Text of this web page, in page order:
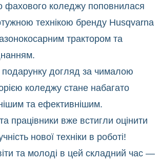
фахового коледжу поповнилася
технікою бренду Husqvarna
трактором та
догляд за чималою
коледжу стане набагато
та ефективнішим.
працівники вже встигли оцінити
нової техніки в роботі!
та молоді в цей складний час —